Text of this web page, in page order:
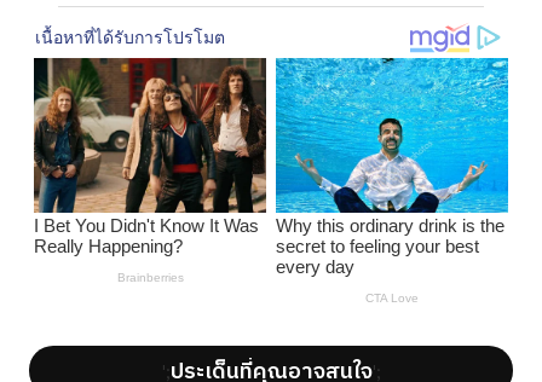
';ประเด็นที่คุณอาจสนใจ';